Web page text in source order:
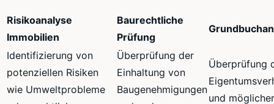
Risikoanalyse
Immobilien
Baurechtliche
Prüfung
Identifizierung von
potenziellen Risiken
wie Umweltprobleme
Überprüfung der
Einhaltung von
Baugenehmigungen
Überprüfung
und möglicher